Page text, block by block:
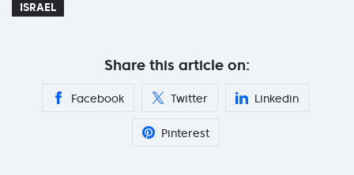
ISRAEL
Share this article on:
Facebook Twitter Linkedin
Pinterest